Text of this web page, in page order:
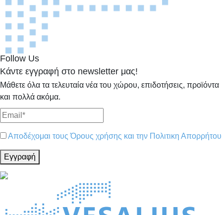
Follow Us
Κάντε εγγραφή στο newsletter μας!
Μάθετε όλα τα τελευταία νέα του χώρου, επιδοτήσεις, προϊόντα
και πολλά ακόμα.
Αποδέχομαι τους Όρους χρήσης και την Πολιτικη Απορρήτου
Εγγραφή